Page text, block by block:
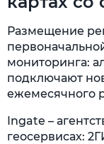
Размещение
мониторинга:
подключают
ежемесячного
Ingate –
геосервисах: